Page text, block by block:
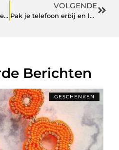
Hoe ziet magazijnwerk eruit?
VOLGENDE
Pak je telefoon erbij en luister radio online!
Berichten
GESCHENKEN